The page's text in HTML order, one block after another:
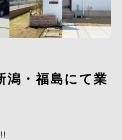
潟・福島にて業